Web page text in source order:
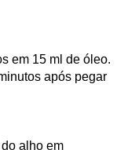
em 15 ml de óleo.
após pegar
alho em